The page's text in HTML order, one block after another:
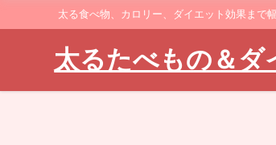
太る食べ物、カロリー、ダイエット効果まで
太るたべもの＆ダ